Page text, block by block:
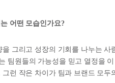
어떤 모습인가요?
그리고 성장의 기회를 나누는 사
팀원들의 가능성을 믿고 열정을 이
런 작은 차이가 팀과 브랜드 모두